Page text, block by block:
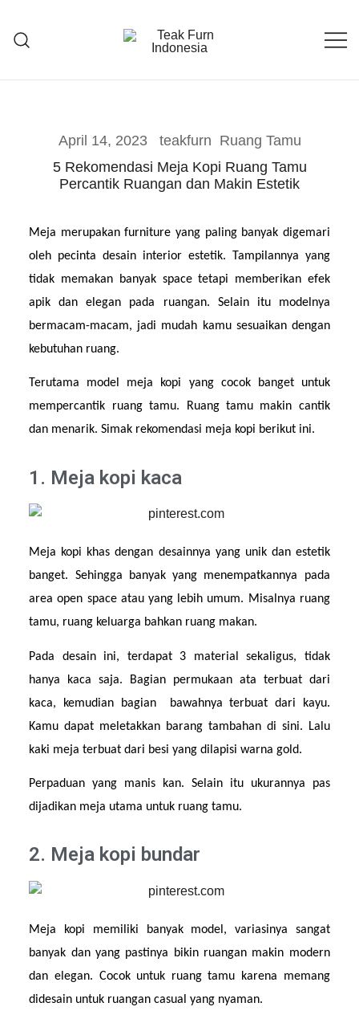
April 14, 2023 teakfurn Ruang Tamu
5 Rekomendasi Meja Kopi Ruang Tamu
Percantik Ruangan dan Makin Estetik
Meja merupakan furniture yang paling banyak digemari
oleh pecinta desain interior estetik. Tampilannya yang
tidak memakan banyak space tetapi memberikan efek
apik dan elegan pada ruangan. Selain itu modelnya
bermacam-macam, jadi mudah kamu sesuaikan dengan
kebutuhan ruang.
Terutama model meja kopi yang cocok banget untuk
mempercantik ruang tamu. Ruang tamu makin cantik
dan menarik. Simak rekomendasi meja kopi berikut ini.
1. Meja kopi kaca
Meja kopi khas dengan desainnya yang unik dan estetik
banget. Sehingga banyak yang menempatkannya pada
area open space atau yang lebih umum. Misalnya ruang
tamu, ruang keluarga bahkan ruang makan.
Pada desain ini, terdapat 3 material sekaligus, tidak
hanya kaca saja. Bagian permukaan ata terbuat dari
kaca, kemudian bagian  bawahnya terbuat dari kayu.
Kamu dapat meletakkan barang tambahan di sini. Lalu
kaki meja terbuat dari besi yang dilapisi warna gold.
Perpaduan yang manis kan. Selain itu ukurannya pas
dijadikan meja utama untuk ruang tamu.
2. Meja kopi bundar
Meja kopi memiliki banyak model, variasinya sangat
banyak dan yang pastinya bikin ruangan makin modern
dan elegan. Cocok untuk ruang tamu karena memang
didesain untuk ruangan casual yang nyaman.